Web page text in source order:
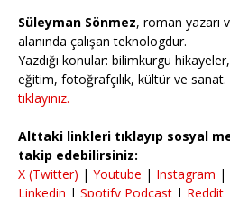
Süleyman Sönmez, roman yazarı
alanında çalışan teknologdur.
Yazdığı konular: bilimkurgu
eğitim, fotoğrafçılık, kültür ve sanat.
tıklayınız.
Alttaki linkleri tıklayıp sosyal
takip edebilirsiniz:
X (Twitter) | Youtube | Instagram |
Linkedin | Spotify Podcast | Reddit